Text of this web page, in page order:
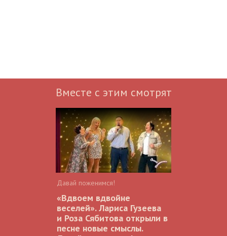
Вместе с этим смотрят
Давай поженимся!
«Вдвоем вдвойне
веселей». Лариса Гузеева
и Роза Сябитова открыли в
песне новые смыслы.